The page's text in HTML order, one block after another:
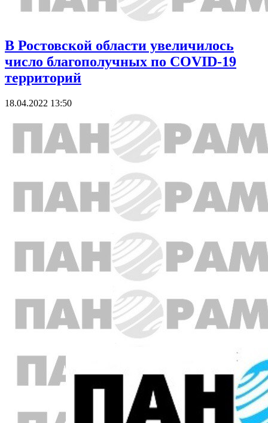
В Ростовской области увеличилось
число благополучных по COVID-19
территорий
18.04.2022 13:50